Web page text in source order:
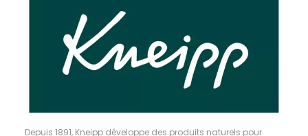
Depuis 1891, Kneipp développe des produits naturels pour